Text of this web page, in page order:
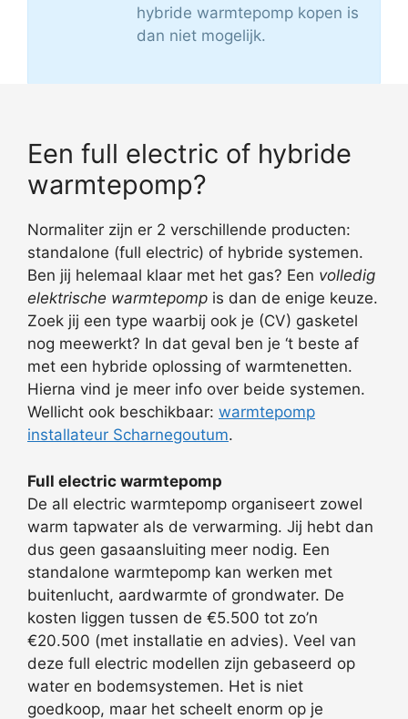
hybride warmtepomp kopen is
dan niet mogelijk.
Een full electric of hybride
warmtepomp?
Normaliter zijn er 2 verschillende producten:
standalone (full electric) of hybride systemen.
Ben jij helemaal klaar met het gas? Een volledig
elektrische warmtepomp is dan de enige keuze.
Zoek jij een type waarbij ook je (CV) gasketel
nog meewerkt? In dat geval ben je ‘t beste af
met een hybride oplossing of warmtenetten.
Hierna vind je meer info over beide systemen.
Wellicht ook beschikbaar: warmtepomp
installateur Scharnegoutum.
Full electric warmtepomp
De all electric warmtepomp organiseert zowel
warm tapwater als de verwarming. Jij hebt dan
dus geen gasaansluiting meer nodig. Een
standalone warmtepomp kan werken met
buitenlucht, aardwarmte of grondwater. De
kosten liggen tussen de €5.500 tot zo’n
€20.500 (met installatie en advies). Veel van
deze full electric modellen zijn gebaseerd op
water en bodemsystemen. Het is niet
goedkoop, maar het scheelt enorm op je